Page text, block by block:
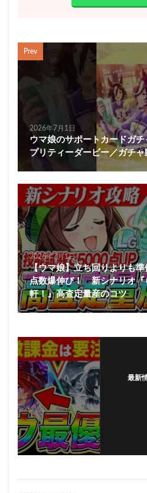
Prev
2026年7月1日
ウマ娘のサポートカードガ
プリティーダービー／ガチャ
2026年7月1日
【ウマ娘】立ち回りよりも
点数爆伸び！ 新シナリオ『
軒！』高査定量産のコツ
最新